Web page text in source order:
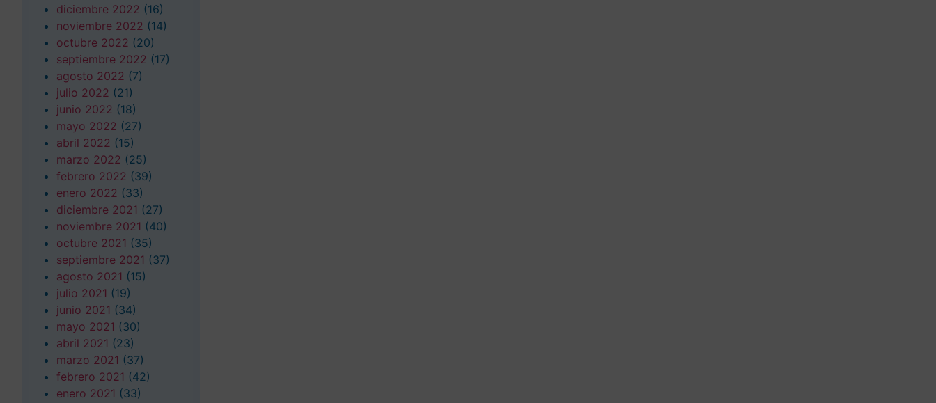
diciembre 2022 (16)
noviembre 2022 (14)
octubre 2022 (20)
septiembre 2022 (17)
agosto 2022 (7)
julio 2022 (21)
junio 2022 (18)
mayo 2022 (27)
abril 2022 (15)
marzo 2022 (25)
febrero 2022 (39)
enero 2022 (33)
diciembre 2021 (27)
noviembre 2021 (40)
octubre 2021 (35)
septiembre 2021 (37)
agosto 2021 (15)
julio 2021 (19)
junio 2021 (34)
mayo 2021 (30)
abril 2021 (23)
marzo 2021 (37)
febrero 2021 (42)
enero 2021 (33)